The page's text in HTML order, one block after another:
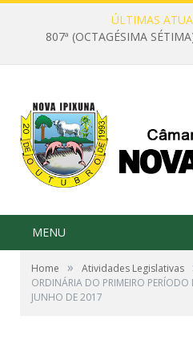
ÚLTIMAS
807ª (OCTAGÉSIMA
MENU
Home » Atividades Legislativas
ORDINÁRIA DO PRIMEIRO PERÍODO
JUNHO DE 2017